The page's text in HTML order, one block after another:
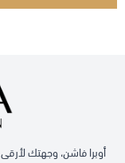
أوبرا فاشن، وجهتك